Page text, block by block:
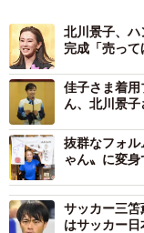
北川景子、
完成「売って
佳子さま着
ん、北川景
抜群なフォ
ゃん〟に変身
サッカー三
はサッカー日